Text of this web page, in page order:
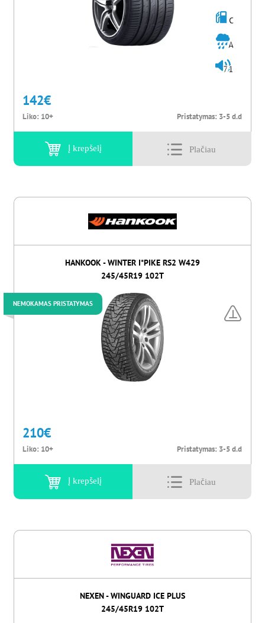
C
A
71
142€
Liko: 10+ Pristatymas: 3-5 d.d
Į krepšelį
HANKOOK - WINTER I*PIKE RS2 W429
245/45R19 102T
NEMOKAMAS PRISTATYMAS
210€
Liko: 10+ Pristatymas: 3-5 d.d
Į krepšelį
NEXEN - WINGUARD ICE PLUS
245/45R19 102T